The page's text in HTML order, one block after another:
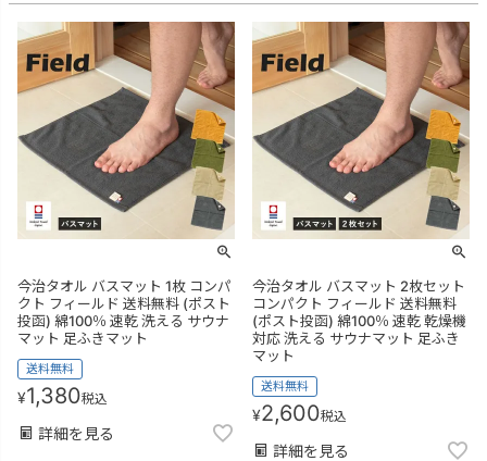
今治タオル バスマット 1枚 コンパ
クト フィールド 送料無料 (ポスト
投函) 綿100％ 速乾 洗える サウナ
マット 足ふきマット
送料無料
¥1,380税込
詳細を見る
今治タオル バスマット 2枚セット
コンパクト フィールド 送料無料
(ポスト投函) 綿100％ 速乾 乾燥機
対応 洗える サウナマット 足ふき
マット
送料無料
¥2,600税込
詳細を見る